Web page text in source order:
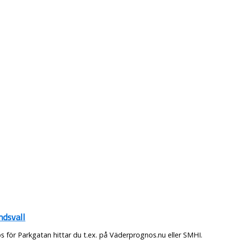
för Parkgatan hittar du t.ex. på Väderprognos.nu eller SMHI.